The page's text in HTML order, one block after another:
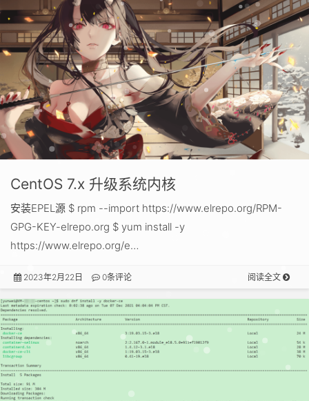
CentOS 7.x 升级系统内核
安装EPEL源 $ rpm --import https://www.elrepo.org/RPM-
GPG-KEY-elrepo.org $ yum install -y
https://www.elrepo.org/e…
2023年2月22日 0条评论 阅读全文